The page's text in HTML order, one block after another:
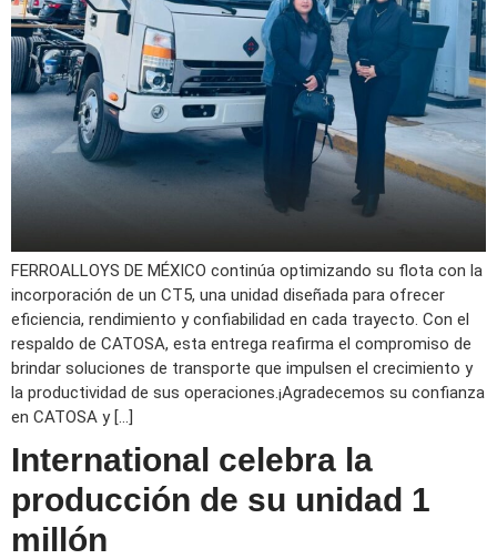
FERROALLOYS DE MÉXICO continúa optimizando su flota con la
incorporación de un CT5, una unidad diseñada para ofrecer
eficiencia, rendimiento y confiabilidad en cada trayecto. Con el
respaldo de CATOSA, esta entrega reafirma el compromiso de
brindar soluciones de transporte que impulsen el crecimiento y
la productividad de sus operaciones.¡Agradecemos su confianza
en CATOSA y […]
International celebra la
producción de su unidad 1
millón